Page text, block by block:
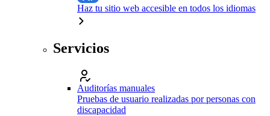
Haz tu sitio web accesible en todos los idiomas
Servicios
Auditorías manuales
Pruebas de usuario realizadas por personas con
discapacidad